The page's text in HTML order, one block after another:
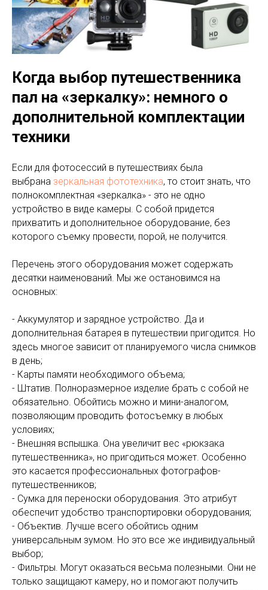
Когда выбор путешественника
пал на «зеркалку»: немного о
дополнительной комплектации
техники
Если для фотосессий в путешествиях была
выбрана зеркальная фототехника, то стоит знать, что
полнокомплектная «зеркалка» - это не одно
устройство в виде камеры. С собой придется
прихватить и дополнительное оборудование, без
которого съемку провести, порой, не получится.
Перечень этого оборудования может содержать
десятки наименований. Мы же остановимся на
основных:
- Аккумулятор и зарядное устройство. Да и
дополнительная батарея в путешествии пригодится. Но
здесь многое зависит от планируемого числа снимков
в день;
- Карты памяти необходимого объема;
- Штатив. Полноразмерное изделие брать с собой не
обязательно. Обойтись можно и мини-аналогом,
позволяющим проводить фотосъемку в любых
условиях;
- Внешняя вспышка. Она увеличит вес «рюкзака
путешественника», но пригодиться может. Особенно
это касается профессиональных фотографов-
путешественников;
- Сумка для переноски оборудования. Это атрибут
обеспечит удобство транспортировки оборудования;
- Объектив. Лучше всего обойтись одним
универсальным зумом. Но это все же индивидуальный
выбор;
- Фильтры. Могут оказаться весьма полезными. Они не
только защищают камеру, но и помогают получить